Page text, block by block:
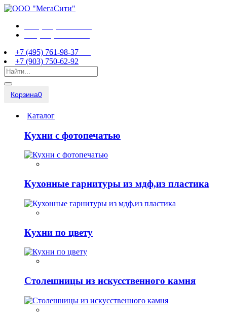
+7 (495) 761-98-37
+7 (903) 750-62-92
Корзина0
Каталог
Кухни с фотопечатью
Кухонные гарнитуры из мдф,из пластика
Кухни по цвету
Столешницы из искусственного камня